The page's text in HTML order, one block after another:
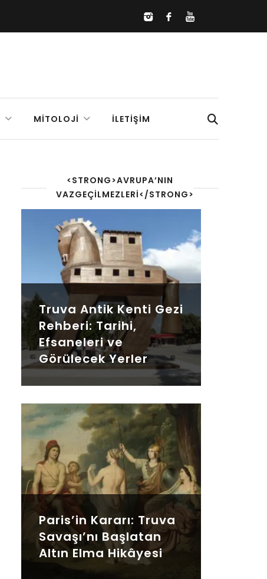
MITOLOJI İLETIŞIM
<STRONG>AVRUPA’NIN
VAZGEÇILMEZLERI</STRONG>
Truva Antik Kenti Gezi
Rehberi: Tarihi,
Efsaneleri ve
Görülecek Yerler
Paris’in Kararı: Truva
Savaşı’nı Başlatan
Altın Elma Hikâyesi